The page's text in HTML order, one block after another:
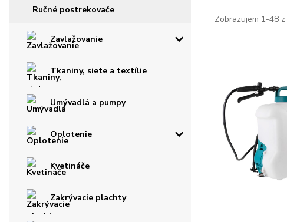
Ručné postrekovače
Zavlažovanie
Tkaniny, siete a textílie
Umývadlá a pumpy
Oplotenie
Kvetináče
Zakrývacie plachty
Zobrazujem 1-48